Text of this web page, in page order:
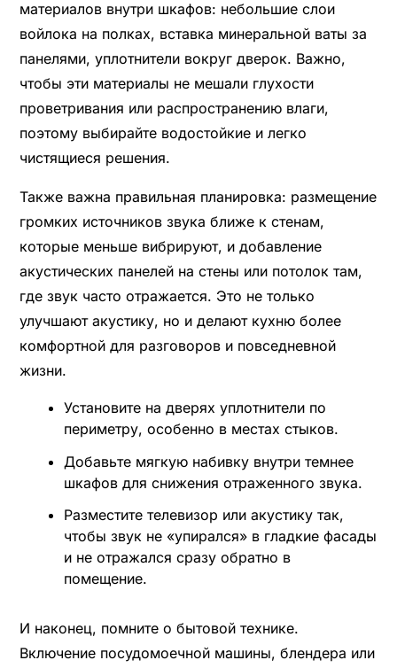
материалов внутри шкафов: небольшие слои
войлока на полках, вставка минеральной ваты за
панелями, уплотнители вокруг дверок. Важно,
чтобы эти материалы не мешали глухости
проветривания или распространению влаги,
поэтому выбирайте водостойкие и легко
чистящиеся решения.
Также важна правильная планировка: размещение
громких источников звука ближе к стенам,
которые меньше вибрируют, и добавление
акустических панелей на стены или потолок там,
где звук часто отражается. Это не только
улучшают акустику, но и делают кухню более
комфортной для разговоров и повседневной
жизни.
Установите на дверях уплотнители по
периметру, особенно в местах стыков.
Добавьте мягкую набивку внутри темнее
шкафов для снижения отраженного звука.
Разместите телевизор или акустику так,
чтобы звук не «упирался» в гладкие фасады
и не отражался сразу обратно в
помещение.
И наконец, помните о бытовой технике.
Включение посудомоечной машины, блендера или